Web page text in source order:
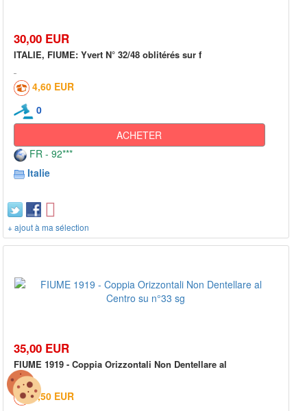
30,00 EUR
ITALIE, FIUME: Yvert N° 32/48 oblitérés sur f
4,60 EUR
0
ACHETER
FR - 92***
Italie
+ ajout à ma sélection
35,00 EUR
FIUME 1919 - Coppia Orizzontali Non Dentellare al
5,50 EUR